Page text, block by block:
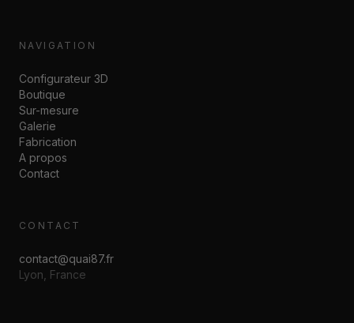
NAVIGATION
Configurateur 3D
Boutique
Sur-mesure
Galerie
Fabrication
A propos
Contact
CONTACT
contact@quai87.fr
Lyon, France